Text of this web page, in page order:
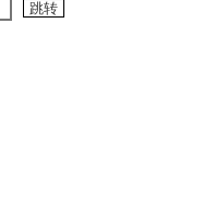
跳转